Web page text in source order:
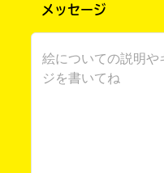
メッセージ